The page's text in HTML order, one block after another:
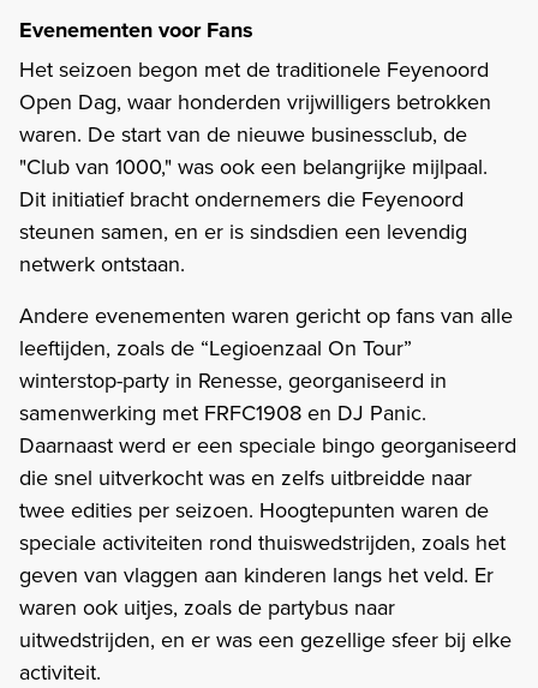
Evenementen voor Fans
Het seizoen begon met de traditionele Feyenoord
Open Dag, waar honderden vrijwilligers betrokken
waren. De start van de nieuwe businessclub, de
"Club van 1000," was ook een belangrijke mijlpaal.
Dit initiatief bracht ondernemers die Feyenoord
steunen samen, en er is sindsdien een levendig
netwerk ontstaan.
Andere evenementen waren gericht op fans van alle
leeftijden, zoals de “Legioenzaal On Tour”
winterstop-party in Renesse, georganiseerd in
samenwerking met FRFC1908 en DJ Panic.
Daarnaast werd er een speciale bingo georganiseerd
die snel uitverkocht was en zelfs uitbreidde naar
twee edities per seizoen. Hoogtepunten waren de
speciale activiteiten rond thuiswedstrijden, zoals het
geven van vlaggen aan kinderen langs het veld. Er
waren ook uitjes, zoals de partybus naar
uitwedstrijden, en er was een gezellige sfeer bij elke
activiteit.